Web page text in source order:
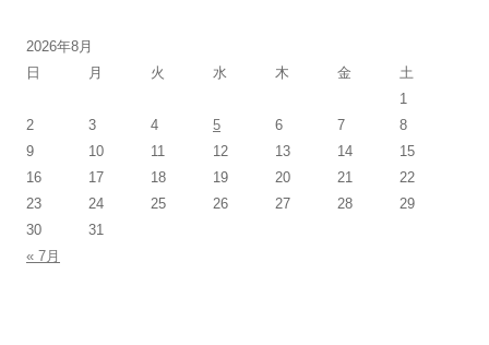
2026年8月
日
月 火 水 木 金
土
1
2
3 4 5 6 7
8
9
10 11 12 13 14
15
16
17 18 19 20 21
22
23
24 25 26 27 28
29
30
31
« 7月